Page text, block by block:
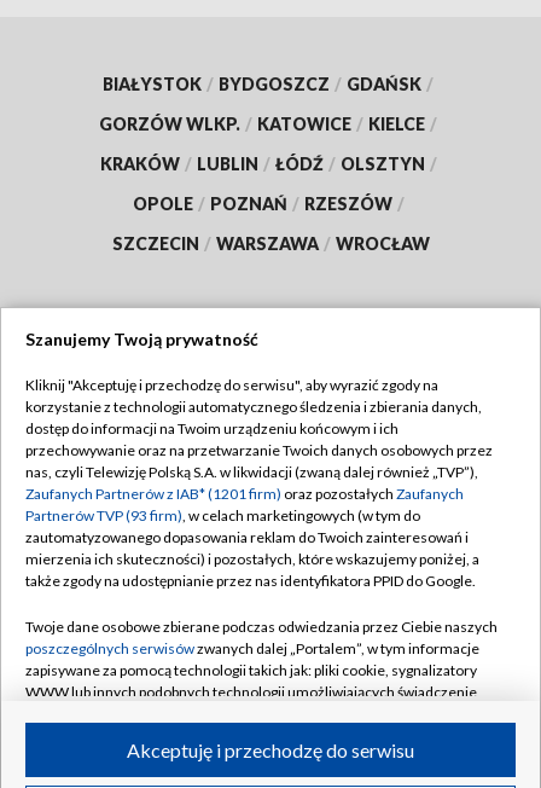
BIAŁYSTOK / BYDGOSZCZ / GDAŃSK /
GORZÓW WLKP. / KATOWICE / KIELCE /
KRAKÓW / LUBLIN / ŁÓDŹ / OLSZTYN /
OPOLE / POZNAŃ / RZESZÓW /
SZCZECIN / WARSZAWA / WROCŁAW
TVP
Abonament TVP
Emisja w TVP
Centrum informacji TVP
Naziemna Telewizja Cyfrowa
Rada Programowa
System NOS
Informacje o nadawcy
Program dla prasy
Regulamin TVP
Polityka prywatności
Moje zgody
Pomoc
Kontakt
Kanały
Szanujemy Twoją prywatność
Kliknij "Akceptuję i przechodzę do serwisu", aby wyrazić zgody na
korzystanie z technologii automatycznego śledzenia i zbierania danych,
dostęp do informacji na Twoim urządzeniu końcowym i ich
przechowywanie oraz na przetwarzanie Twoich danych osobowych przez
nas, czyli Telewizję Polską S.A. w likwidacji (zwaną dalej również „TVP”),
Zaufanych Partnerów z IAB* (1201 firm) oraz pozostałych Zaufanych
Partnerów TVP (93 firm), w celach marketingowych (w tym do
zautomatyzowanego dopasowania reklam do Twoich zainteresowań i
mierzenia ich skuteczności) i pozostałych, które wskazujemy poniżej, a
także zgody na udostępnianie przez nas identyfikatora PPID do Google.
Twoje dane osobowe zbierane podczas odwiedzania przez Ciebie naszych
poszczególnych serwisówzwanych dalej „Portalem”, w tym informacje
zapisywane za pomocą technologii takich jak: pliki cookie, sygnalizatory
WWW lub innych podobnych technologii umożliwiających świadczenie
ruchu w Internecie.Akceptuję i przechodzę do serwisu